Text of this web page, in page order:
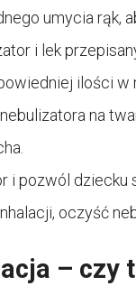
umycia rąk,
i lek
ilości w
na
i pozwól dziecku
oczyść
– czy